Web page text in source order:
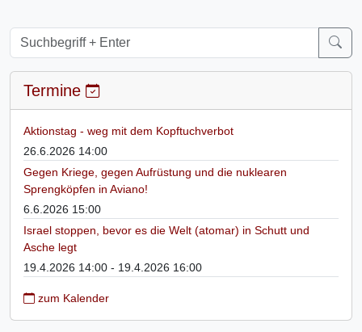
Termine
Aktionstag - weg mit dem Kopftuchverbot
26.6.2026 14:00
Gegen Kriege, gegen Aufrüstung und die nuklearen
Sprengköpfen in Aviano!
6.6.2026 15:00
Israel stoppen, bevor es die Welt (atomar) in Schutt und
Asche legt
19.4.2026 14:00 - 19.4.2026 16:00
zum Kalender